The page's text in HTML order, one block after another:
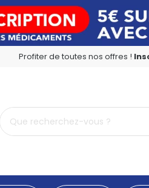
Profiter de toutes nos offres !
en ligne à votre